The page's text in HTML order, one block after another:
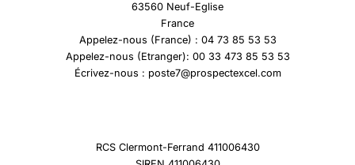
63560 Neuf-Eglise
France
Appelez-nous (France) : 04 73 85 53 53
Appelez-nous (Etranger): 00 33 473 85 53 53
Écrivez-nous : poste7@prospectexcel.com
RCS Clermont-Ferrand 411006430